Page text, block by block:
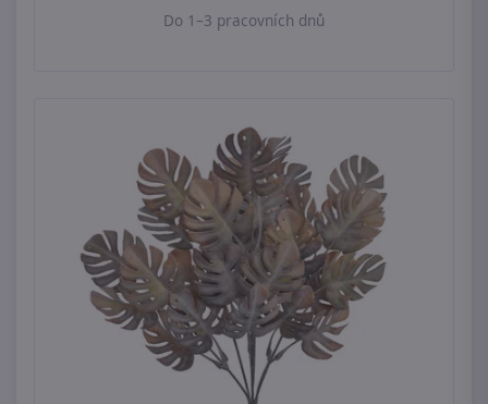
Do 1–3 pracovních dnů